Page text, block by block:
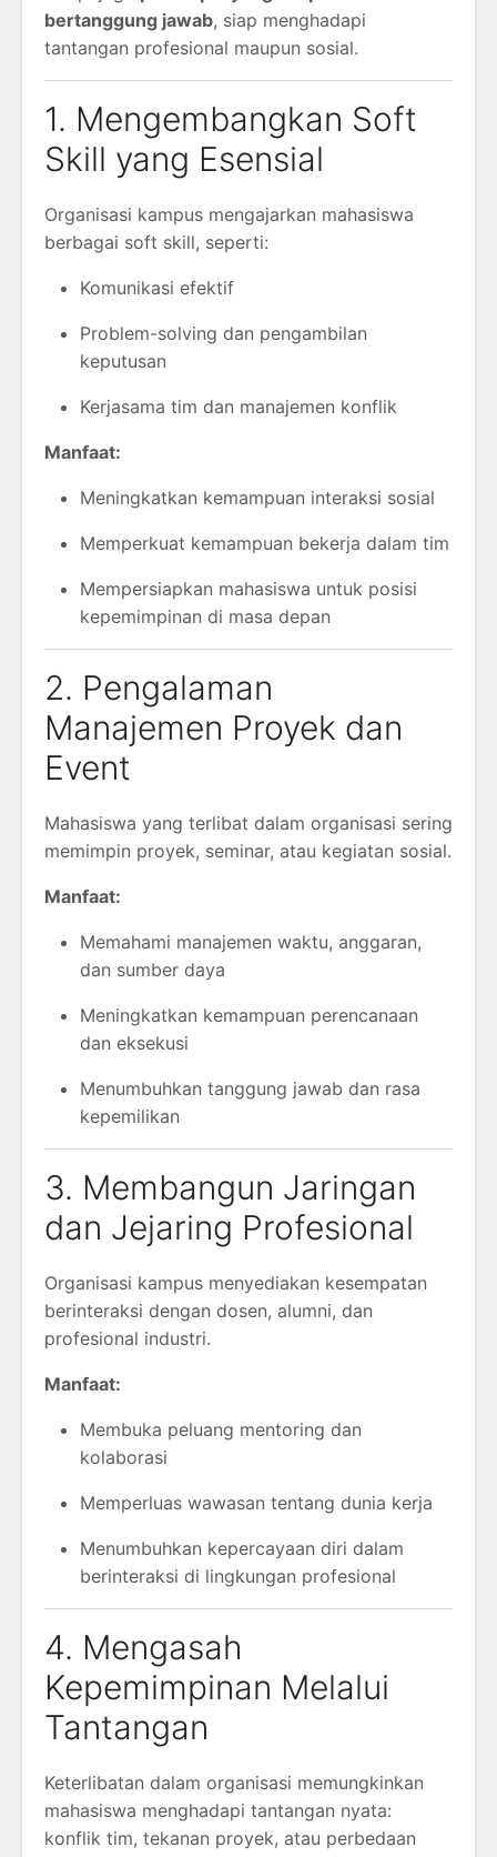
bertanggung jawab, siap menghadapi
tantangan profesional maupun sosial.
1. Mengembangkan Soft
Skill yang Esensial
Organisasi kampus mengajarkan mahasiswa
berbagai soft skill, seperti:
Komunikasi efektif
Problem-solving dan pengambilan
keputusan
Kerjasama tim dan manajemen konflik
Manfaat:
Meningkatkan kemampuan interaksi sosial
Memperkuat kemampuan bekerja dalam tim
Mempersiapkan mahasiswa untuk posisi
kepemimpinan di masa depan
2. Pengalaman
Manajemen Proyek dan
Event
Mahasiswa yang terlibat dalam organisasi sering
memimpin proyek, seminar, atau kegiatan sosial.
Manfaat:
Memahami manajemen waktu, anggaran,
dan sumber daya
Meningkatkan kemampuan perencanaan
dan eksekusi
Menumbuhkan tanggung jawab dan rasa
kepemilikan
3. Membangun Jaringan
dan Jejaring Profesional
Organisasi kampus menyediakan kesempatan
berinteraksi dengan dosen, alumni, dan
profesional industri.
Manfaat:
Membuka peluang mentoring dan
kolaborasi
Memperluas wawasan tentang dunia kerja
Menumbuhkan kepercayaan diri dalam
berinteraksi di lingkungan profesional
4. Mengasah
Kepemimpinan Melalui
Tantangan
Keterlibatan dalam organisasi memungkinkan
mahasiswa menghadapi tantangan nyata:
konflik tim, tekanan proyek, atau perbedaan